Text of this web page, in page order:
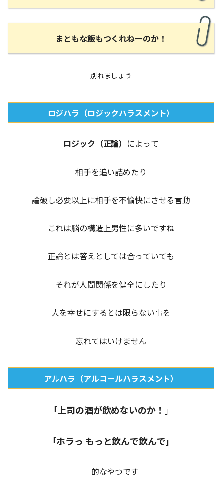
まともな飯もつくれねーのか！
別れましょう
ロジハラ（ロジックハラスメント）
ロジック（正論） によって
相手を追い詰めたり
論破し必要以上に相手を不愉快にさせる言動
これは脳の構造上男性に多いですね
正論とは答えとしては合っていても
それが人間関係を健全にしたり
人を幸せにするとは限らない事を
忘れてはいけません
アルハラ（アルコールハラスメント）
「上司の酒が飲めないのか！」
「ホラっ もっと飲んで飲んで」
的なやつです